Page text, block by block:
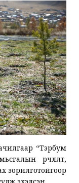
“Тэрбум
өөрчлөлт,
зорилготойгоор